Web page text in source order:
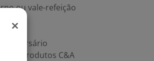
ou vale-refeição
aniversário
nos produtos C&A